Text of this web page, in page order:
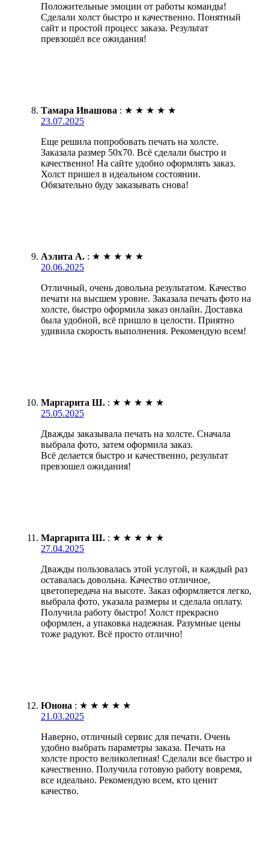
Положительные эмоции от работы команды!
Сделали холст быстро и качественно. Понятный
сайт и простой процесс заказа. Результат
превзошёл все ожидания!
Тамара Ивашова : ★ ★ ★ ★ ★
23.07.2025
Еще решила попробовать печать на холсте.
Заказала размер 50х70. Всё сделали быстро и
качественно! На сайте удобно оформлять заказ.
Холст пришел в идеальном состоянии.
Обязательно буду заказывать снова!
Аэлита А. : ★ ★ ★ ★ ★
20.06.2025
Отличный, очень довольна результатом. Качество
печати на высшем уровне. Заказала печать фото на
холсте, быстро оформила заказ онлайн. Доставка
была удобной, всё пришло в целости. Приятно
удивила скорость выполнения. Рекомендую всем!
Маргарита Ш. : ★ ★ ★ ★ ★
25.05.2025
Дважды заказывала печать на холсте. Сначала
выбрала фото, затем оформила заказ.
Всё делается быстро и качественно, результат
превзошел ожидания!
Маргарита Ш. : ★ ★ ★ ★ ★
27.04.2025
Дважды пользовалась этой услугой, и каждый раз
оставалась довольна. Качество отличное,
цветопередача на высоте. Заказ оформляется легко,
выбрала фото, указала размеры и сделала оплату.
Получила работу быстро! Холст прекрасно
оформлен, а упаковка надежная. Разумные цены
тоже радуют. Всё просто отлично!
Юнона : ★ ★ ★ ★ ★
21.03.2025
Наверно, отличный сервис для печати. Очень
удобно выбрать параметры заказа. Печать на
холсте просто великолепная! Сделали все быстро и
качественно. Получила готовую работу вовремя,
все идеально. Рекомендую всем, кто ценит
качество.